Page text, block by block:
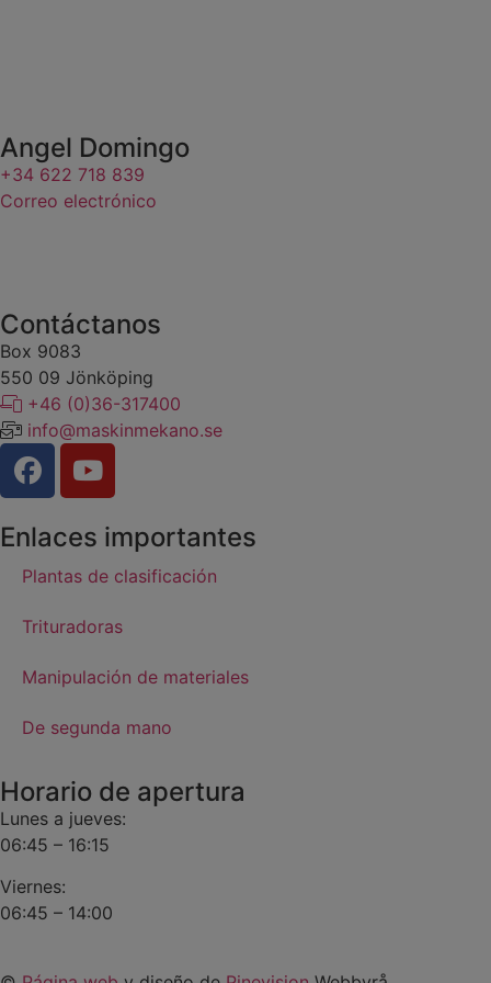
Angel Domingo
+34 622 718 839
Correo electrónico
Contáctanos
Box 9083
​​​​​​​550 09 Jönköping
+46 (0)36-317400
info@maskinmekano.se
Enlaces importantes
Plantas de clasificación
Trituradoras
Manipulación de materiales
De segunda mano
Horario de apertura
Lunes a jueves:
06:45 – 16:15
Viernes:
06:45 – 14:00